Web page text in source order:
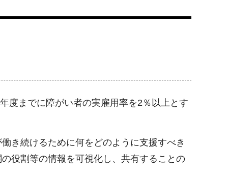
度までに障がい者の実雇用率を2％以上とす
き続けるために何をどのように支援すべき
役割等の情報を可視化し、共有することの